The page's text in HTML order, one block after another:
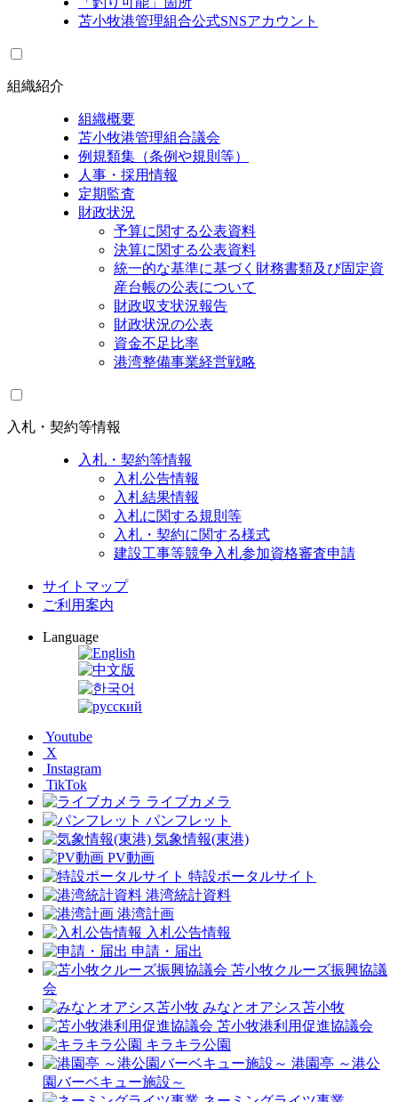
苫小牧港管理組合公式SNSアカウント
組織紹介
組織概要
苫小牧港管理組合議会
例規類集（条例や規則等）
人事・採用情報
定期監査
財政状況
予算に関する公表資料
決算に関する公表資料
統一的な基準に基づく財務書類及び固定資
産台帳の公表について
財政収支状況報告
財政状況の公表
資金不足比率
港湾整備事業経営戦略
入札・契約等情報
入札・契約等情報
入札公告情報
入札結果情報
入札に関する規則等
入札・契約に関する様式
建設工事等競争入札参加資格審査申請
サイトマップ
ご利用案内
Language
Youtube
X
Instagram
TikTok
ライブカメラ
パンフレット
気象情報(東港)
PV動画
特設ポータルサイト
港湾統計資料
港湾計画
入札公告情報
申請・届出
苫小牧クルーズ振興協議
会
みなとオアシス苫小牧
苫小牧港利用促進協議会
キラキラ公園
港園亭 ～港公
園バーベキュー施設～